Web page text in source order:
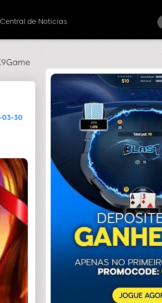
Central de Notícias
03-30